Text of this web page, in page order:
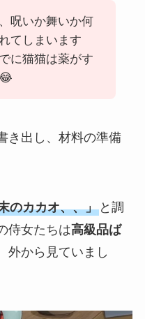
呪いか舞いか何
てしまいます
に猫猫は薬がす
き出し、材料の準備
のカカオ、、」と調
侍女たちは高級品ば
外から見ていまし